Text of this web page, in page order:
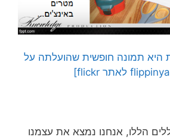
היא תמונה חופשית שהועלתה על
הללו, אנחנו נמצא את עצמנו